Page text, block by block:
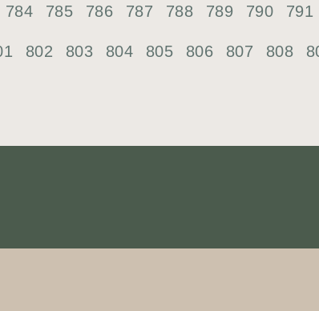
784 785 786 787 788 789 790 791
802 803 804 805 806 807 808